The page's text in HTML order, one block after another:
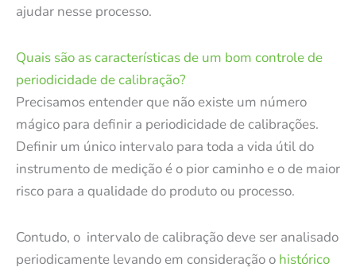
ajudar nesse processo.
Quais são as características de um bom controle de
periodicidade de calibração?
Precisamos entender que não existe um número
mágico para definir a periodicidade de calibrações.
Definir um único intervalo para toda a vida útil do
instrumento de medição é o pior caminho e o de maior
risco para a qualidade do produto ou processo.
Contudo, o intervalo de calibração deve ser analisado
periodicamente levando em consideração o histórico